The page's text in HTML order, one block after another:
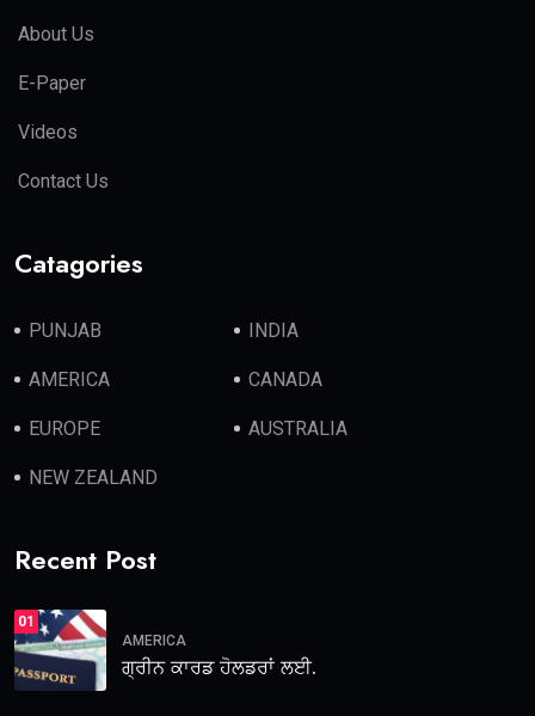
About Us
E-Paper
Videos
Contact Us
Catagories
PUNJAB INDIA
AMERICA CANADA
EUROPE AUSTRALIA
NEW ZEALAND
Recent Post
01
AMERICA
ਗ੍ਰੀਨ ਕਾਰਡ ਹੋਲਡਰਾਂ ਲਈ.